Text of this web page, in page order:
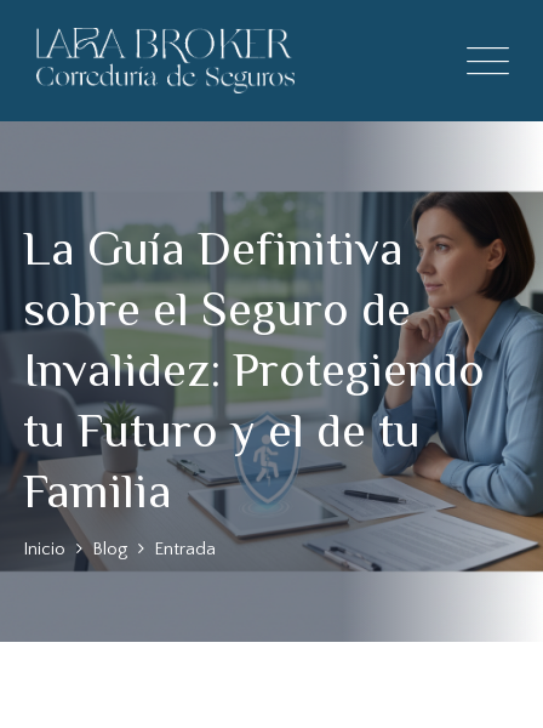
La Guía Definitiva
sobre el Seguro de
Invalidez: Protegiendo
tu Futuro y el de tu
Familia
Inicio Blog Entrada